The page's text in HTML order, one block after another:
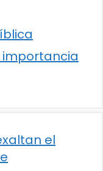
importancia
el